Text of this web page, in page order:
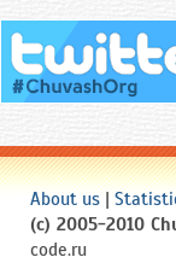
отставку с
России в
в ходе его
После
адвокатов.
About us
(c) 2005-2010
code.ru